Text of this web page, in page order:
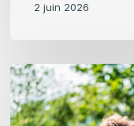
2 juin 2026
Actualités
du
secteur